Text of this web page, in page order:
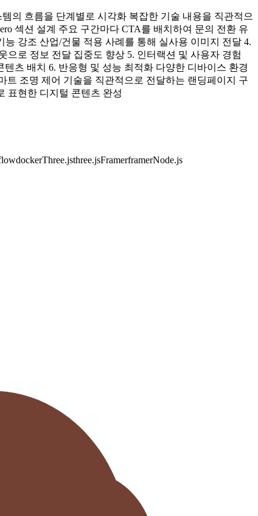
흐름을 단계별로 시각화 복잡한 기술 내용을 직관적으
섹션 설계 주요 구간마다 CTA를 배치하여 문의 전환 유
강조 산업/건물 적용 사례를 통해 실사용 이미지 전달 4.
로 정보 전달 집중도 향상 5. 인터랙션 및 사용자 경험
츠 배치 6. 반응형 및 성능 최적화 다양한 디바이스 환경
조명 제어 기술을 직관적으로 전달하는 랜딩페이지 구
표현한 디지털 콘텐츠 완성
dockerThree.jsthree.jsFramerframerNode.js